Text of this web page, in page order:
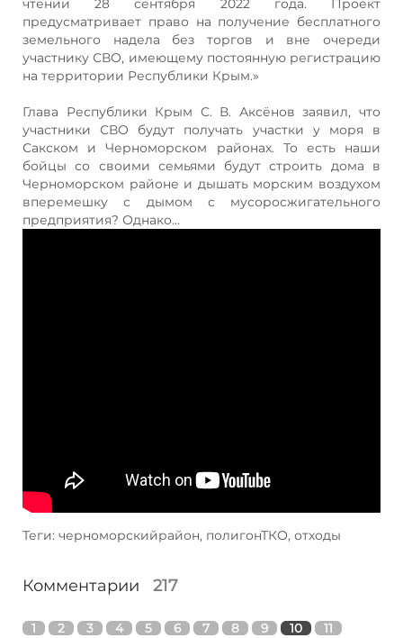
предусматривает право на получение бесплатного
земельного надела без торгов и вне очереди
участнику СВО, имеющему постоянную регистрацию
на территории Республики Крым.»
Глава Республики Крым С. В. Аксёнов заявил, что
участники СВО будут получать участки у моря в
Сакском и Черноморском районах. То есть наши
бойцы со своими семьями будут строить дома в
Черноморском районе и дышать морским воздухом
вперемешку с дымом с мусоросжигательного
предприятия? Однако…
Теги: черноморскийрайон, полигонТКО, отходы
Комментарии 217
1 2 3 4 5 6 7 8 9 10 11